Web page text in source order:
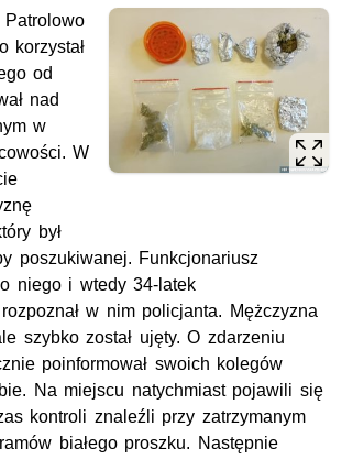
korzystał
od
nad
w
W
był
poszukiwanej. Funkcjonariusz
niego i wtedy 34-latek
w nim policjanta. Mężczyzna
szybko został ujęty. O zdarzeniu
poinformował swoich kolegów
Na miejscu natychmiast pojawili się
kontroli znaleźli przy zatrzymanym
białego proszku. Następnie